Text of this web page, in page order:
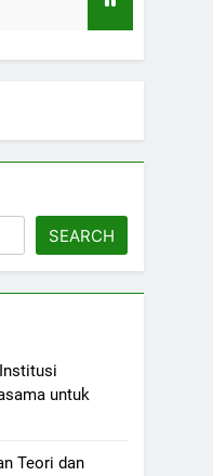
SEARCH
untuk
Teori dan